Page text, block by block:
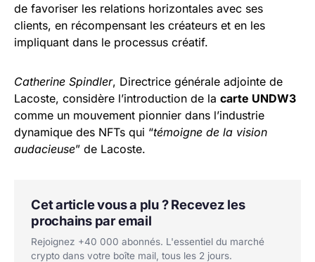
de favoriser les relations horizontales avec ses
clients, en récompensant les créateurs et en les
impliquant dans le processus créatif.
Catherine Spindler, Directrice générale adjointe de
Lacoste, considère l’introduction de la carte UNDW3
comme un mouvement pionnier dans l’industrie
dynamique des NFTs qui “témoigne de la vision
audacieuse” de Lacoste.
Cet article vous a plu ? Recevez les
prochains par email
Rejoignez +40 000 abonnés. L'essentiel du marché
crypto dans votre boîte mail, tous les 2 jours.